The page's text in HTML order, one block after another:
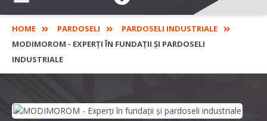
HOME PARDOSELI
PARDOSELI INDUSTRIALE
MODIMOROM - EXPERȚI ÎN FUNDAȚII ȘI PARDOSELI
INDUSTRIALE